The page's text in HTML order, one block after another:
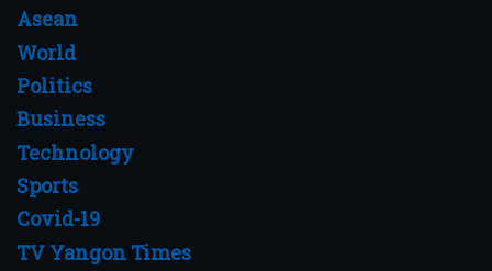
Asean
World
Politics
Business
Technology
Sports
Covid-19
TV Yangon Times